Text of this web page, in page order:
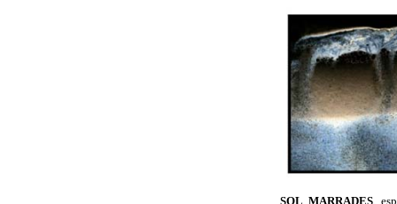
SOL MARRADES,